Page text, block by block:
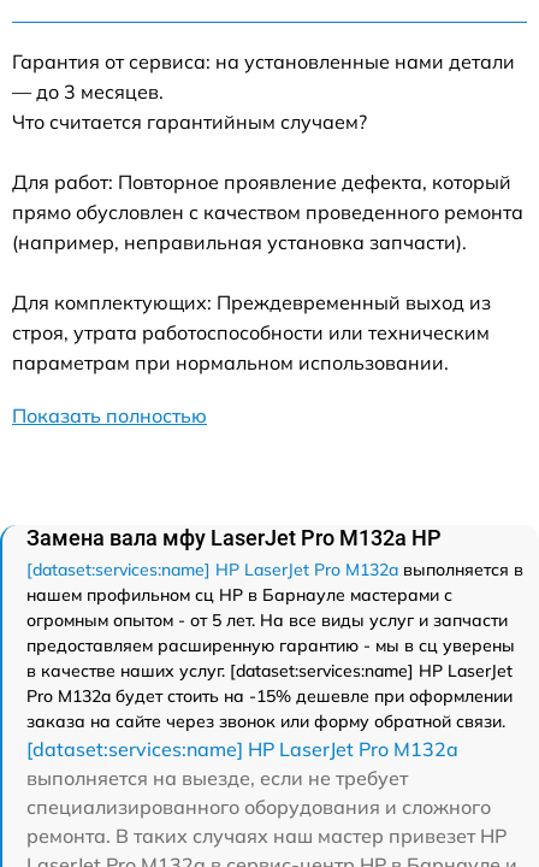
Гарантия от сервиса: на установленные нами детали
— до 3 месяцев.
Что считается гарантийным случаем?
Для работ: Повторное проявление дефекта, который
прямо обусловлен с качеством проведенного ремонта
(например, неправильная установка запчасти).
Для комплектующих: Преждевременный выход из
строя, утрата работоспособности или техническим
параметрам при нормальном использовании.
Показать полностью
Замена вала мфу LaserJet Pro M132a HP
[dataset:services:name] HP LaserJet Pro M132a выполняется в
нашем профильном сц HP в Барнауле мастерами с
огромным опытом - от 5 лет. На все виды услуг и запчасти
предоставляем расширенную гарантию - мы в сц уверены
в качестве наших услуг. [dataset:services:name] HP LaserJet
Pro M132a будет стоить на -15% дешевле при оформлении
заказа на сайте через звонок или форму обратной связи.
[dataset:services:name] HP LaserJet Pro M132a
выполняется на выезде, если не требует
специализированного оборудования и сложного
ремонта. В таких случаях наш мастер привезет HP